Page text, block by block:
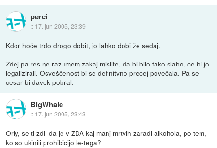
perci
:: 17. jun 2005, 23:39
Kdor hoče trdo drogo dobit, jo lahko dobi že sedaj.
Zdej pa res ne razumem zakaj mislite, da bi bilo tako slabo, ce bi jo
legalizirali. Osveščenost bi se definitvno precej povečala. Pa se
cesar bi davek pobral.
BigWhale
:: 17. jun 2005, 23:43
Orly, se ti zdi, da je v ZDA kaj manj mrtvih zaradi alkohola, po tem,
ko so ukinili prohibicijo le-tega?